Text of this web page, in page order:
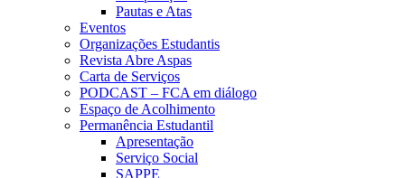
Pautas e Atas
Eventos
Organizações Estudantis
Revista Abre Aspas
Carta de Serviços
PODCAST – FCA em diálogo
Espaço de Acolhimento
Permanência Estudantil
Apresentação
Serviço Social
SAPPE